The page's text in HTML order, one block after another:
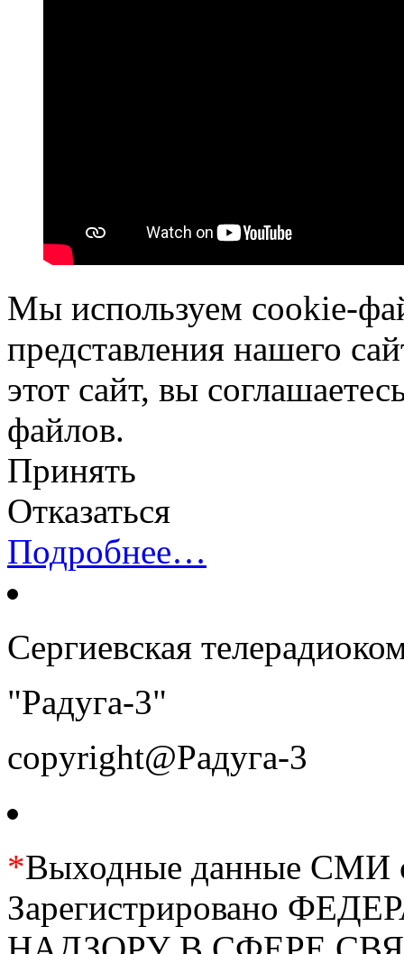
Мы используем cookie-
представления нашего
этот сайт, вы
файлов.
Принять
Отказаться
Подробнее…
Сергиевская
"Радуга-3"
copyright@Радуга-3
*Выходные данные СМИ
Зарегистрировано